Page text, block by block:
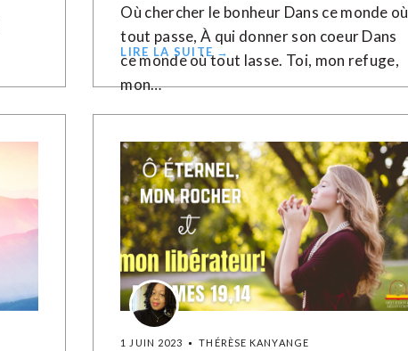
Où chercher le bonheur Dans ce monde où
tout passe, À qui donner son coeur Dans
ce monde où tout lasse. Toi, mon refuge,
mon…
LIRE LA SUITE →
1 JUIN 2023 THÉRÈSE KANYANGE